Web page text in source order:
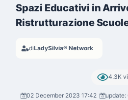
Spazi Educativi in
Ristrutturazione
diLadySilvia® Network
4.3K
02 December 2023 17:42 update: